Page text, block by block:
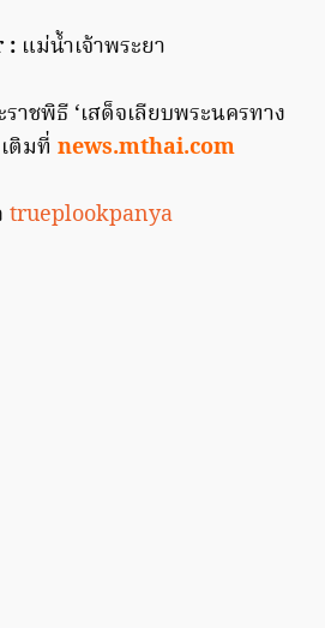
: แม่น้ำเจ้าพระยา
าชพิธี ‘เสด็จเลียบพระนครทาง
ติมที่ news.mthai.com
trueplookpanya